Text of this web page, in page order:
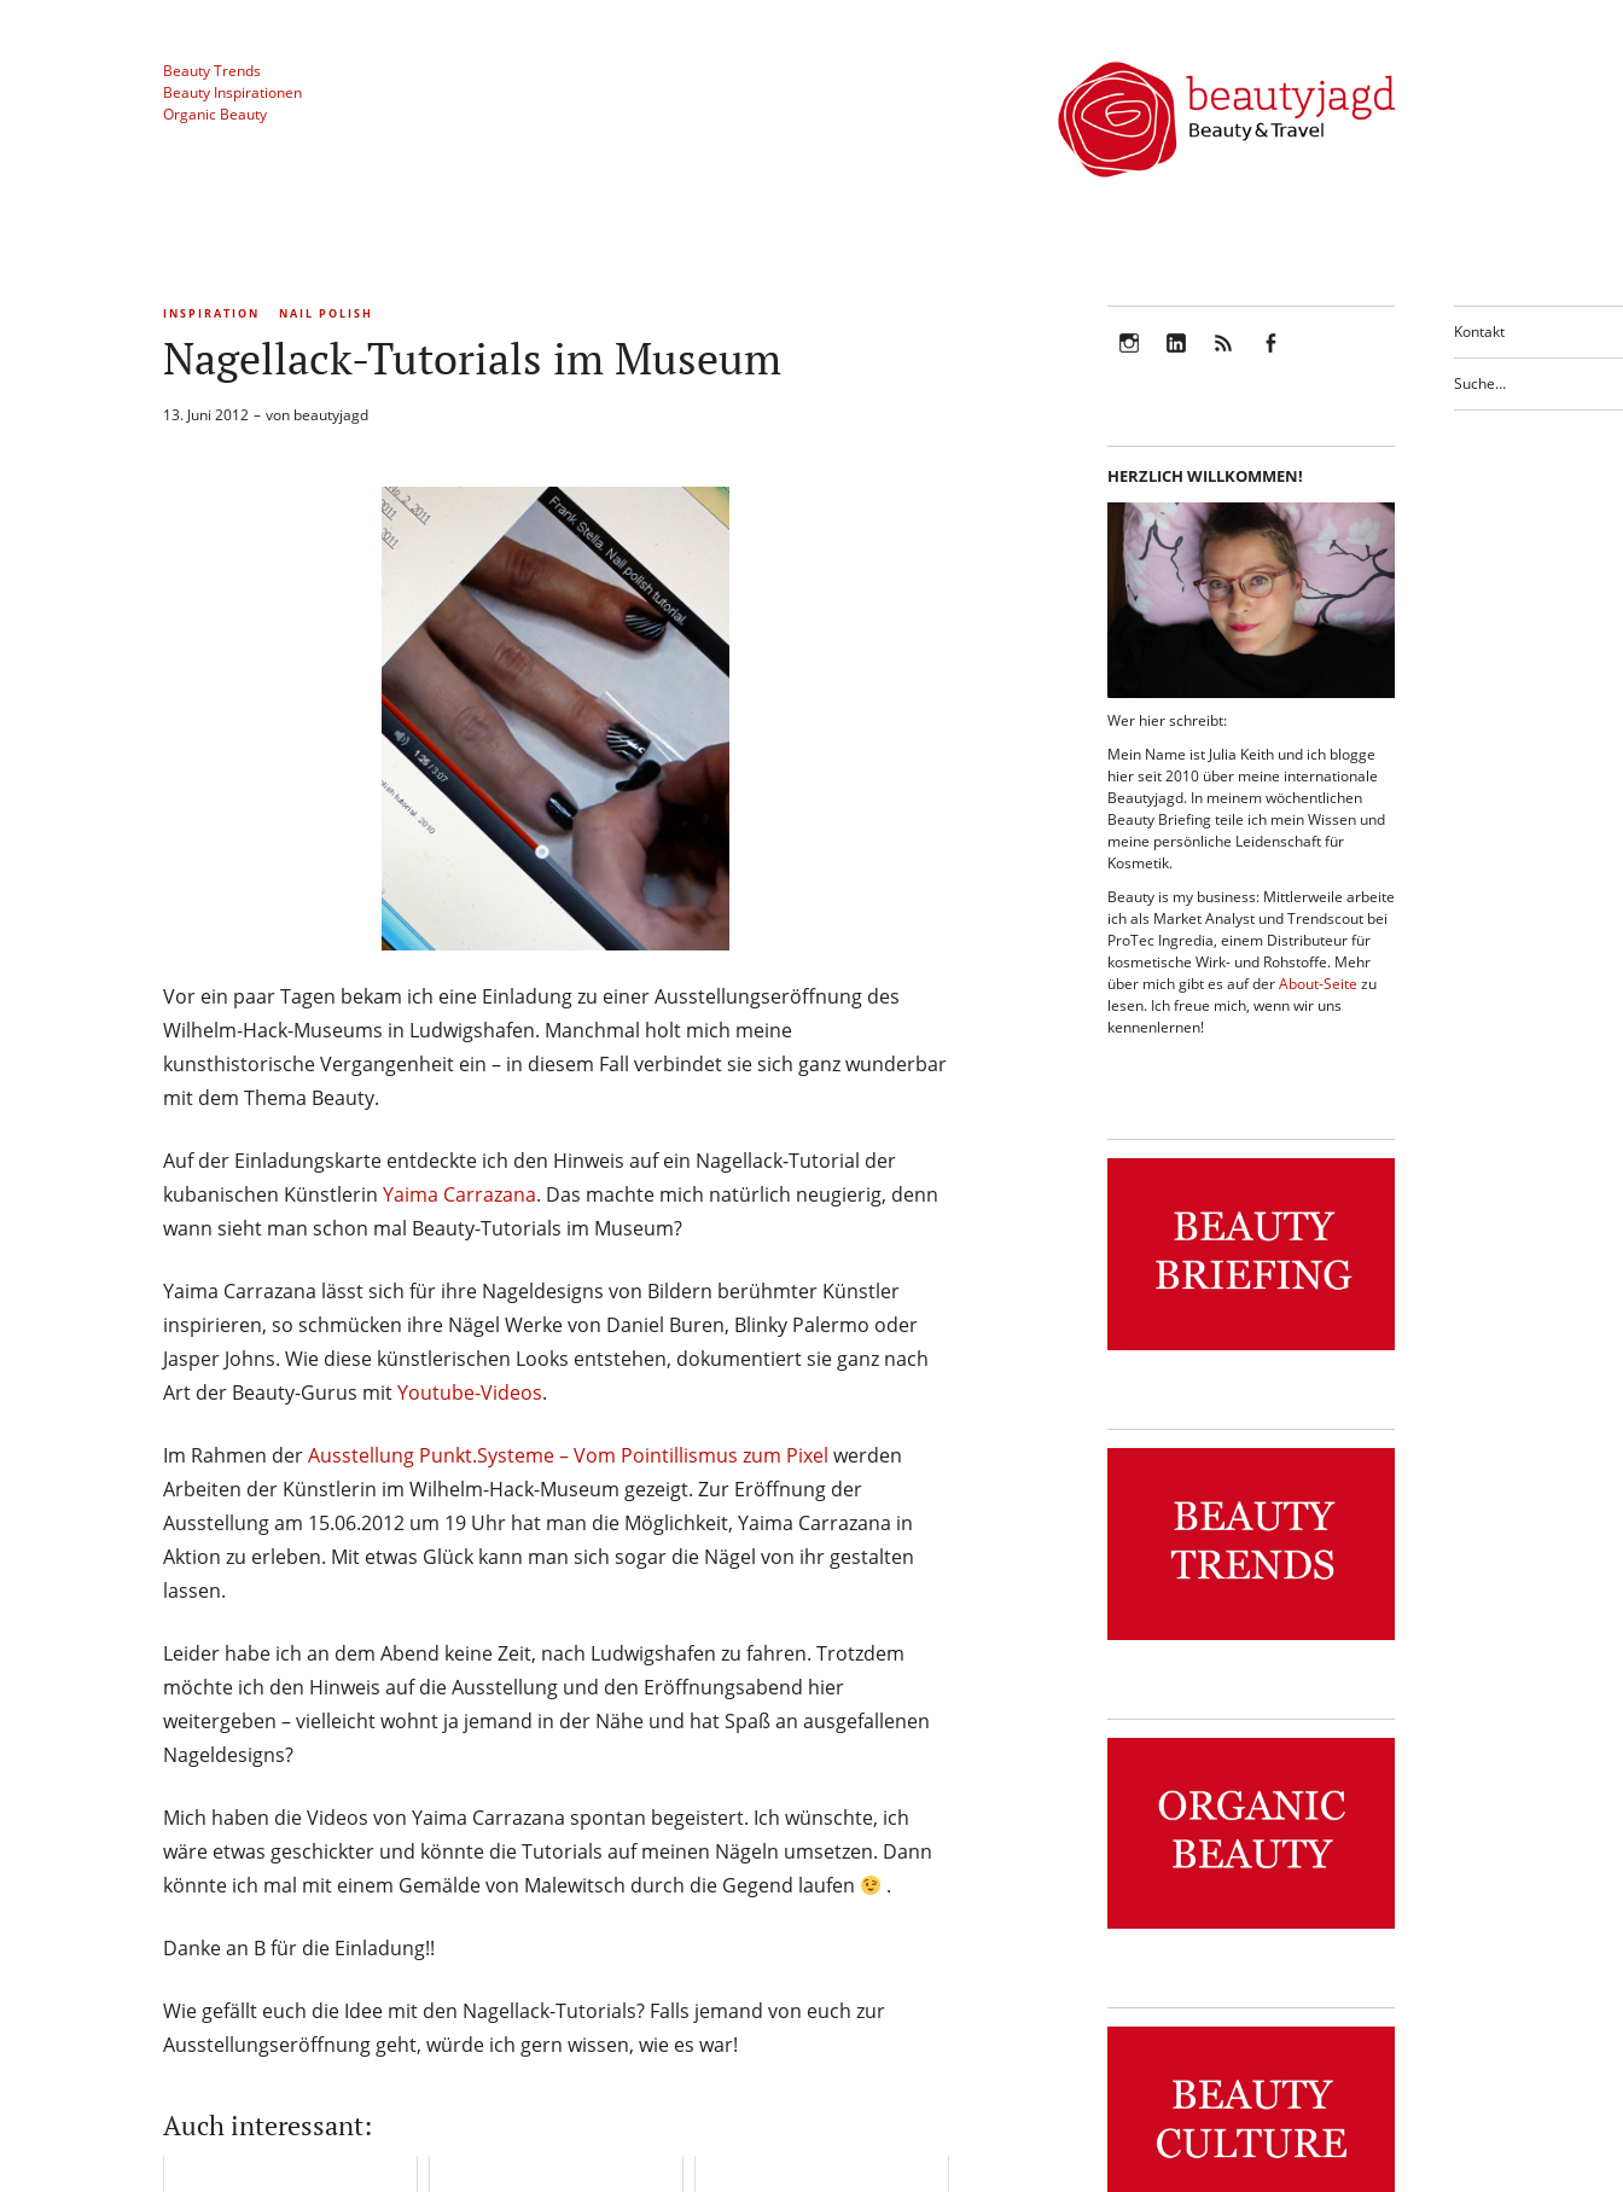
Kontakt
Beauty Trends
Beauty Inspirationen
Organic Beauty
INSPIRATION NAIL POLISH
Nagellack-Tutorials im Museum
13. Juni 2012 von beautyjagd
Vor ein paar Tagen bekam ich eine Einladung zu einer Ausstellungseröffnung des
Wilhelm-Hack-Museums in Ludwigshafen. Manchmal holt mich meine
kunsthistorische Vergangenheit ein – in diesem Fall verbindet sie sich ganz wunderbar
mit dem Thema Beauty.
Auf der Einladungskarte entdeckte ich den Hinweis auf ein Nagellack-Tutorial der
kubanischen Künstlerin Yaima Carrazana. Das machte mich natürlich neugierig, denn
wann sieht man schon mal Beauty-Tutorials im Museum?
Yaima Carrazana lässt sich für ihre Nageldesigns von Bildern berühmter Künstler
inspirieren, so schmücken ihre Nägel Werke von Daniel Buren, Blinky Palermo oder
Jasper Johns. Wie diese künstlerischen Looks entstehen, dokumentiert sie ganz nach
Art der Beauty-Gurus mitYoutube-Videos.
Im Rahmen derAusstellung Punkt.Systeme – Vom Pointillismus zum Pixel werden
Arbeiten der Künstlerin im Wilhelm-Hack-Museum gezeigt. Zur Eröffnung der
Ausstellung am 15.06.2012 um 19 Uhr hat man die Möglichkeit, Yaima Carrazana in
Aktion zu erleben. Mit etwas Glück kann man sich sogar die Nägel von ihr gestalten
lassen.
Leider habe ich an dem Abend keine Zeit, nach Ludwigshafen zu fahren. Trotzdem
möchte ich den Hinweis auf die Ausstellung und den Eröffnungsabend hier
weitergeben – vielleicht wohnt ja jemand in der Nähe und hat Spaß an ausgefallenen
Nageldesigns?
Mich haben die Videos von Yaima Carrazana spontan begeistert. Ich wünschte, ich
wäre etwas geschickter und könnte die Tutorials auf meinen Nägeln umsetzen. Dann
könnte ich mal mit einem Gemälde von Malewitsch durch die Gegend laufen
.
Danke an B für die Einladung!!
Wie gefällt euch die Idee mit den Nagellack-Tutorials? Falls jemand von euch zur
Ausstellungseröffnung geht, würde ich gern wissen, wie es war!
Auch interessant:
HERZLICH WILLKOMMEN!
Wer hier schreibt:
Mein Name ist Julia Keith und ich blogge
hier seit 2010 über meine internationale
Beautyjagd. In meinem wöchentlichen
Beauty Briefing teile ich mein Wissen und
meine persönliche Leidenschaft für
Kosmetik.
Beauty is my business: Mittlerweile arbeite
ich als Market Analyst und Trendscout bei
ProTec Ingredia, einem Distributeur für
kosmetische Wirk- und Rohstoffe. Mehr
über mich gibt es auf derAbout-Seite zu
lesen. Ich freue mich, wenn wir uns
kennenlernen!